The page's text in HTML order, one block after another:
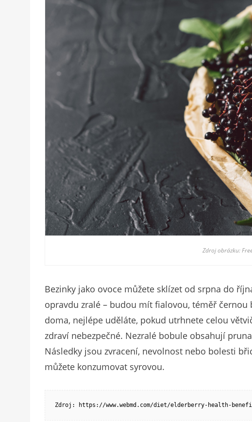
Zdroj obrázku:
Bezinky jako ovoce můžete sklízet od srpna do
opravdu zralé – budou mít fialovou, téměř černou
doma, nejlépe uděláte, pokud utrhnete celou
zdraví nebezpečné. Nezralé bobule obsahují
Následky jsou zvracení, nevolnost nebo bolesti
můžete konzumovat syrovou.
Zdroj: https://www.webmd.com/diet/elderberry-health-